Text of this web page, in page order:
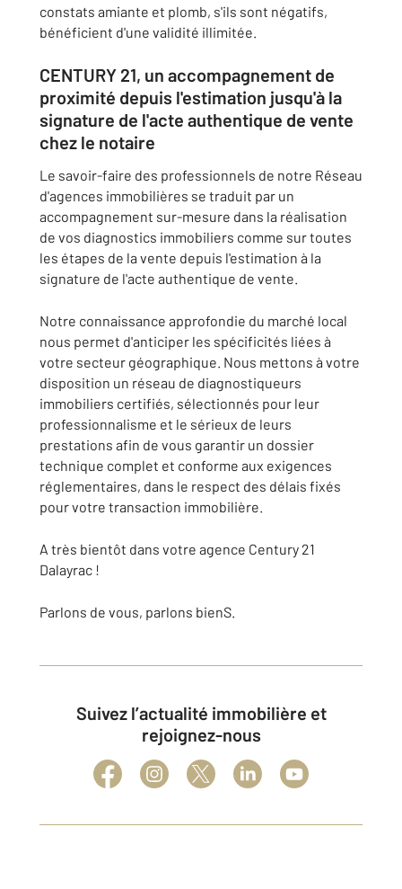
constats amiante et plomb, s'ils sont négatifs,
bénéficient d'une validité illimitée.
CENTURY 21, un accompagnement de
proximité depuis l'estimation jusqu'à la
signature de l'acte authentique de vente
chez le notaire
Le savoir-faire des professionnels de notre Réseau
d'agences immobilières se traduit par un
accompagnement sur-mesure dans la réalisation
de vos diagnostics immobiliers comme sur toutes
les étapes de la vente depuis l'estimation à la
signature de l'acte authentique de vente.
Notre connaissance approfondie du marché local
nous permet d'anticiper les spécificités liées à
votre secteur géographique. Nous mettons à votre
disposition un réseau de diagnostiqueurs
immobiliers certifiés, sélectionnés pour leur
professionnalisme et le sérieux de leurs
prestations afin de vous garantir un dossier
technique complet et conforme aux exigences
réglementaires, dans le respect des délais fixés
pour votre transaction immobilière.
A très bientôt dans votre agence Century 21
Dalayrac !
Parlons de vous, parlons bienS.
Suivez l’actualité immobilière et
rejoignez-nous